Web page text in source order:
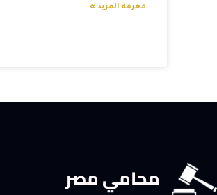
معرفة المزيد »
محامي مصر